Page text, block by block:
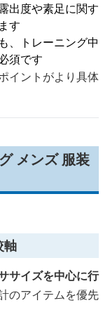
出度や素足に関す
す
、トレーニング中
須です
イントがより具体
メンズ 服装
軸
サイズを中心に行
のアイテムを優先